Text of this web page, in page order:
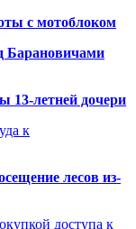
с мотоблоком
Барановичами
13-летней дочери
к
лесов из-
доступа к